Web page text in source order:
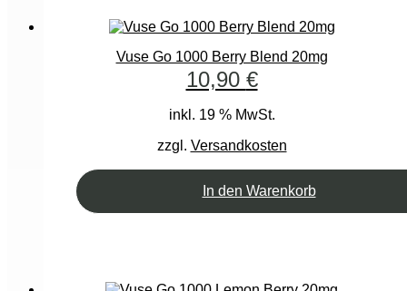
Vuse Go 1000 Berry Blend 20mg
10,90 €
inkl. 19 % MwSt.
zzgl. Versandkosten
In den Warenkorb